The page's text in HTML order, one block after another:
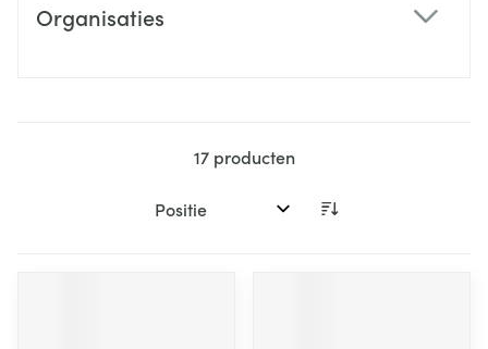
Organisaties
17producten
Sorteer op: